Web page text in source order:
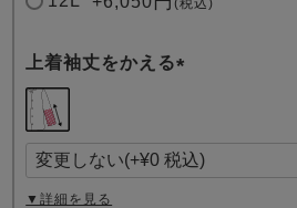
上着袖丈をかえる
須
)
▼詳細を見る